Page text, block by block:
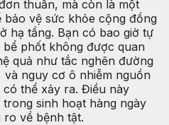
thuần, mà còn là một
vệ sức khỏe cộng đồng
hạ tầng. Bạn có bao giờ tự
phốt không được quan
quả như tắc nghẽn đường
nguy cơ ô nhiễm nguồn
thể xảy ra. Điều này
sinh hoạt hàng ngày
ro về bệnh tật.